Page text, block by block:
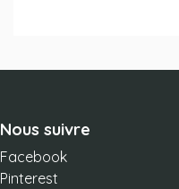
Nous suivre
Facebook
Pinterest